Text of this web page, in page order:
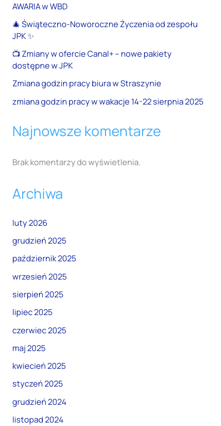
AWARIA w WBD
🎄 Świąteczno-Noworoczne Życzenia od zespołu
JPK ✨
📺 Zmiany w ofercie Canal+ – nowe pakiety
dostępne w JPK
Zmiana godzin pracy biura w Straszynie
zmiana godzin pracy w wakacje 14-22 sierpnia 2025
Najnowsze komentarze
Brak komentarzy do wyświetlenia.
Archiwa
luty 2026
grudzień 2025
październik 2025
wrzesień 2025
sierpień 2025
lipiec 2025
czerwiec 2025
maj 2025
kwiecień 2025
styczeń 2025
grudzień 2024
listopad 2024